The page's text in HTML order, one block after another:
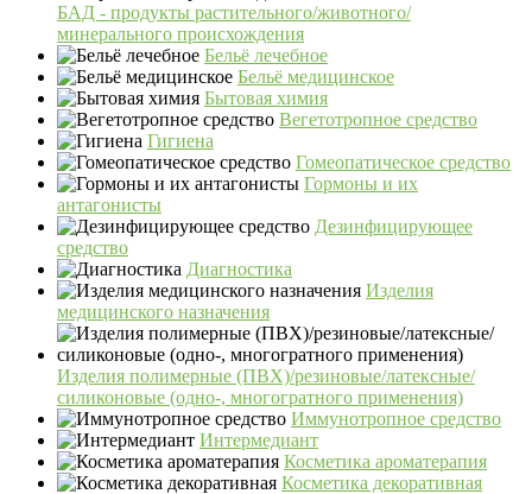
БАД - продукты растительного/животного/
минерального происхождения
Бельё лечебное
Бельё медицинское
Бытовая химия
Вегетотропное средство
Гигиена
Гомеопатическое средство
Гормоны и их
антагонисты
Дезинфицирующее
средство
Диагностика
Изделия
медицинского назначения
Изделия полимерные (ПВХ)/резиновые/латексные/
силиконовые (одно-, многогратного применения)
Иммунотропное средство
Интермедиант
Косметика ароматерапия
Косметика декоративная